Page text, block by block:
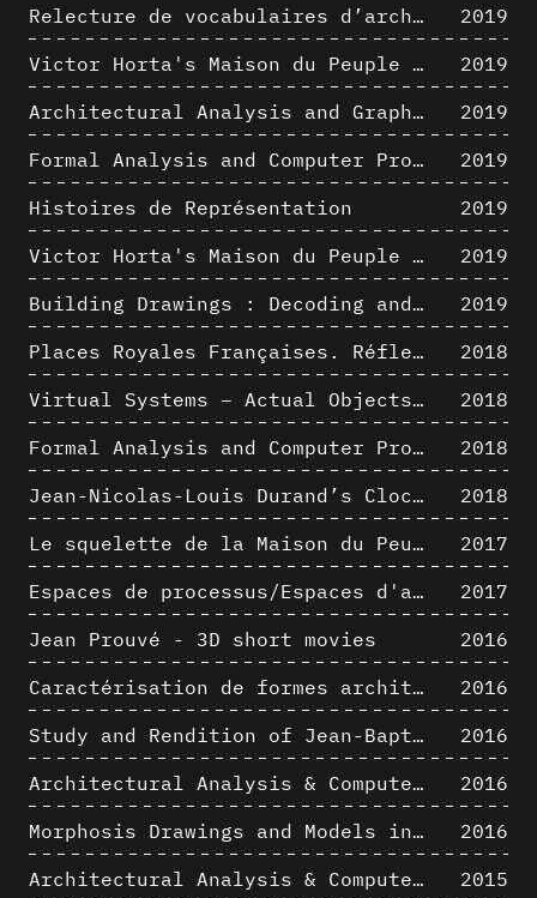
Relecture de vocabulaires d’architecture : apport de la complexité des représentations numériques dans la caractérisation de formes architecturales
2019
Victor Horta's Maison du Peuple 3D restitution hypothesis
2019
Architectural Analysis and Graphic Representation - Morphosis in the 1980s
2019
Formal Analysis and Computer Process - Medley II/II
2019
Histoires de Représentation
2019
Victor Horta's Maison du Peuple 3D restitution hypothesis
2019
Building Drawings : Decoding and Recoding the Graphic Projection Algorithm in Architectural Representation
2019
Places Royales Françaises. Réflexion d’une logique d’édification à travers une corrélation entre une analyse sémantique et un signal géométrique
2018
Virtual Systems – Actual Objects: Rendition of Morphosis ' Compositional Principles in the mid 1980s
2018
Formal Analysis and Computer Process - Medley I/II
2018
Jean-Nicolas-Louis Durand’s Clockwork
2018
Le squelette de la Maison du Peuple : hypothèse de restitution 3D
2017
Espaces de processus/Espaces d'analyse. Description graphique de mécanismes géométriques compositionnels et représentationnels. Los Angeles dans les années 1980 : morceaux choisis
2017
Jean Prouvé - 3D short movies
2016
Caractérisation de formes architecturales. Une approche expérimentale intégrant complexité et intelligibilité des représentations numériques
2016
Study and Rendition of Jean-Baptiste Hourlier's projection drawings
2016
Architectural Analysis & Computer Process IV
2016
Morphosis Drawings and Models in the Mid 1980s: Graphic Description of Graphic Thinking
2016
Architectural Analysis & Computer Process III
2015